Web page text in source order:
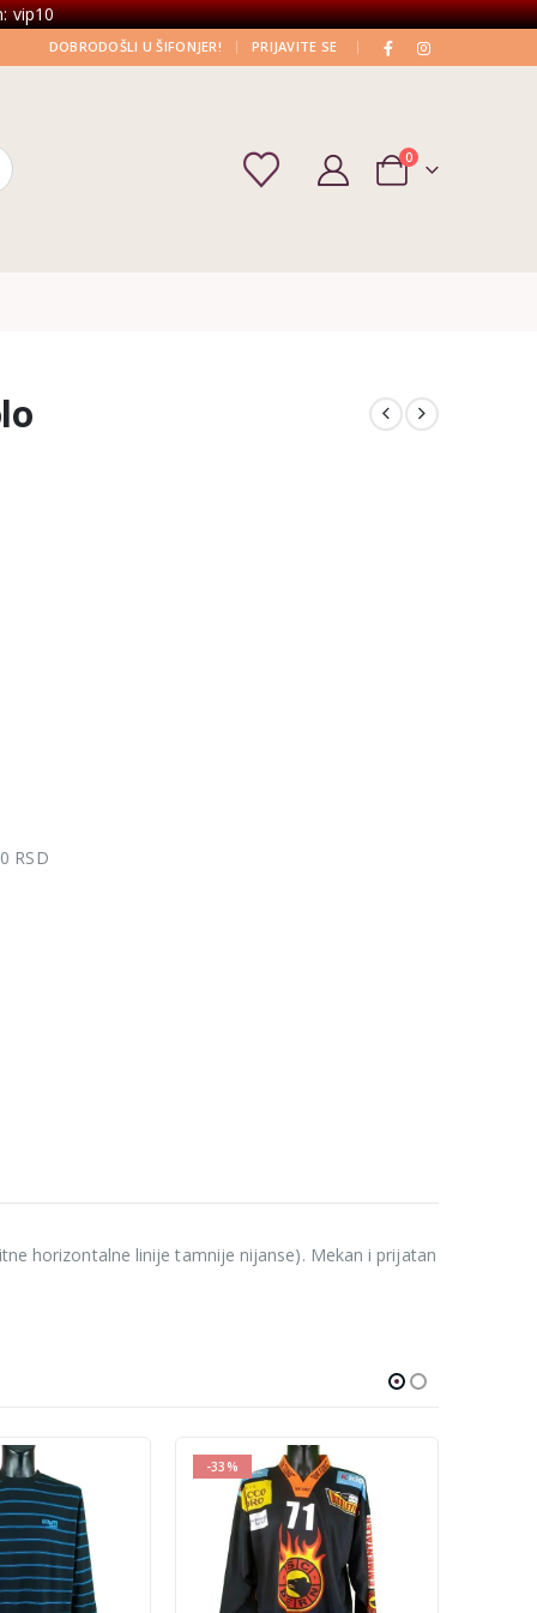
vip10
DOBRODOŠLI U ŠIFONJER! | PRIJAVITE SE |
0
RSD
horizontalne linije tamnije nijanse). Mekan i prijatan
-10%